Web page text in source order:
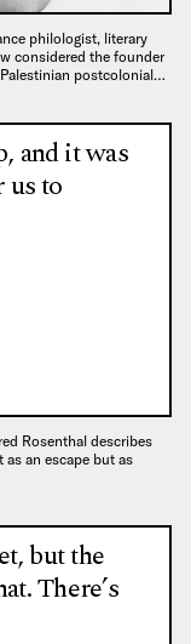
philologist, literary
considered the founder
postcolonial…
and it was
us to
Rosenthal describes
an escape but as
but the
There’s